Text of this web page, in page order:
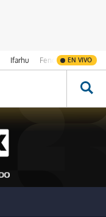
Ifarhu Fenómeno de El
EN VIVO